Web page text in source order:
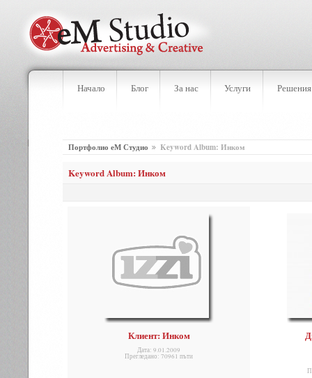
Начало Блог За нас Услуги Решения
Портфолио еМ Студио Keyword Album: Инком
Keyword Album: Инком
Клиент: Инком
Дата: 9.01.2009
Прегледано: 70961 пъти